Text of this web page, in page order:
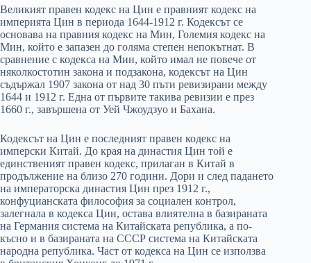
Великият правен кодекс на Цин е правният кодекс на
империята Цин в периода 1644-1912 г. Кодексът се
основава на правния кодекс на Мин, Големия кодекс на
Мин, който е запазен до голяма степен непокътнат. В
сравнение с кодекса на Мин, който имал не повече от
няколкостотин закона и подзакона, кодексът на Цин
съдържал 1907 закона от над 30 пъти ревизирани между
1644 и 1912 г. Една от първите такива ревизии е през
1660 г., завършена от Уей Чжоудзуо и Бахана.
Кодексът на Цин е последният правен кодекс на
имперски Китай. До края на династия Цин той е
единственият правен кодекс, прилаган в Китай в
продължение на близо 270 години. Дори и след падането
на императорска династия Цин през 1912 г.,
конфуцианската философия за социален контрол,
залегнала в кодекса Цин, остава влиятелна в базираната
на Германия система на Китайската република, а по-
късно и в базираната на СССР система на Китайската
народна република. Част от кодекса на Цин се използва